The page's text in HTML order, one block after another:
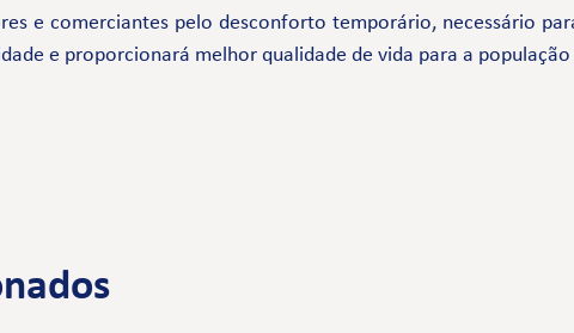
e comerciantes pelo desconforto temporário, necessário
e proporcionará melhor qualidade de vida para a população